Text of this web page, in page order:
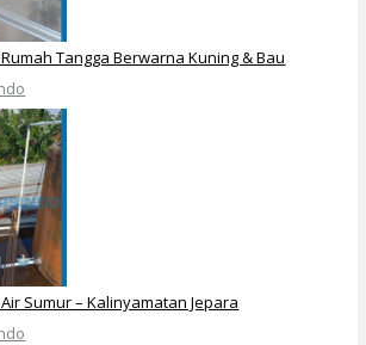
Tangga Berwarna Kuning & Bau
Sumur – Kalinyamatan Jepara